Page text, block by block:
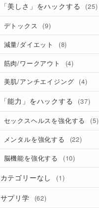
「美しさ」をハックする (25)
デトックス (9)
減量/ダイエット (8)
筋肉/ワークアウト (4)
美肌/アンチエイジング (4)
「能力」をハックする (37)
セックスヘルスを強化する (5)
メンタルを強化する (22)
脳機能を強化する (10)
カテゴリーなし (1)
サプリ学 (62)